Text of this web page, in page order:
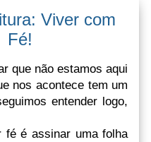
Viver com
Fé!
que não estamos aqui
nos acontece tem um
entender logo,
fé é assinar uma folha